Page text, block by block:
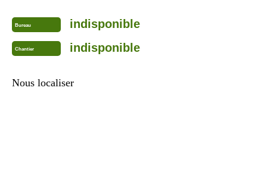
Bureau indisponible
Chantier indisponible
Nous localiser